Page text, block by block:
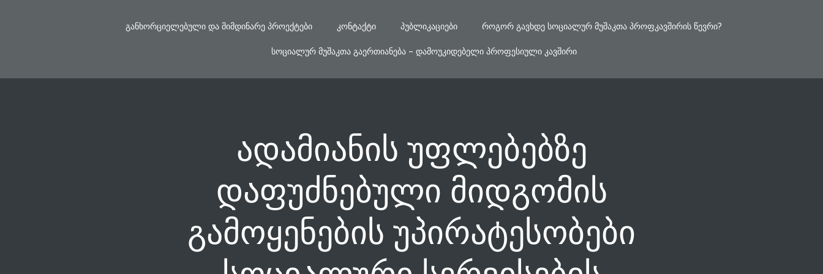
ᲒᲐᲜᲮᲝᲠᲪᲘᲔᲚᲔᲑᲣᲚᲘ ᲓᲐ ᲛᲘᲛᲓᲘᲜᲐᲠᲔ ᲞᲠᲝᲔᲥᲢᲔᲑᲘ ᲙᲝᲜᲢᲐᲥᲢᲘ ᲞᲣᲑᲚᲘᲙᲐᲪᲘᲔᲑᲘ ᲠᲝᲒᲝᲠ ᲒᲐᲕᲮᲓᲔ ᲡᲝᲪᲘᲐᲚᲣᲠ ᲛᲣᲨᲐᲙᲗᲐ ᲞᲠᲝᲤᲙᲐᲕᲨᲘᲠᲘᲡ ᲬᲔᲕᲠᲘ?
ᲡᲝᲪᲘᲐᲚᲣᲠ ᲛᲣᲨᲐᲙᲗᲐ ᲒᲐᲔᲠᲗᲘᲐᲜᲔᲑᲐ – ᲓᲐᲛᲝᲣᲙᲘᲓᲔᲑᲔᲚᲘ ᲞᲠᲝᲤᲔᲡᲘᲣᲚᲘ ᲙᲐᲕᲨᲘᲠᲘ
ადამიანის უფლებებზე
დაფუძნებული მიდგომის
გამოყენების უპირატესობები